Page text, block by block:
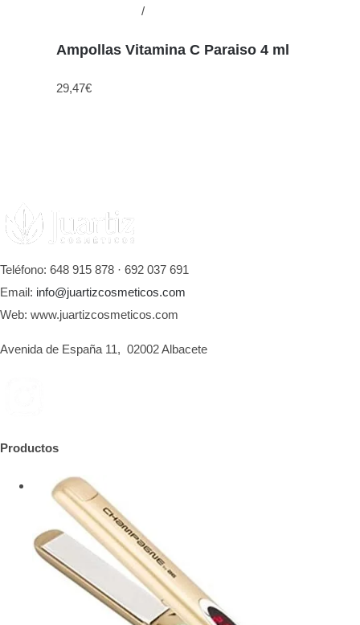
/
Ampollas Vitamina C Paraiso 4 ml
29,47€
Teléfono: 648 915 878 · 692 037 691
Email: info@juartizcosmeticos.com
Web: www.juartizcosmeticos.com
Avenida de España 11, 02002 Albacete
Productos